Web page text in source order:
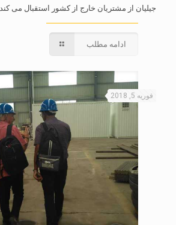
جیلیان از مشتریان خارج از کشور استقبال می کند
ادامه مطلب
فوریه 5, 2018